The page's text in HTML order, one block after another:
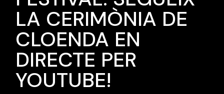
LA CERIMÒNIA DE
CLOENDA EN
DIRECTE PER
YOUTUBE!